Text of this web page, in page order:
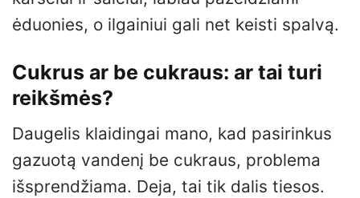
ėduonies, o ilgainiui gali net keisti spalvą.
Cukrus ar be cukraus: ar tai turi
reikšmės?
Daugelis klaidingai mano, kad pasirinkus
gazuotą vandenį be cukraus, problema
išsprendžiama. Deja, tai tik dalis tiesos.